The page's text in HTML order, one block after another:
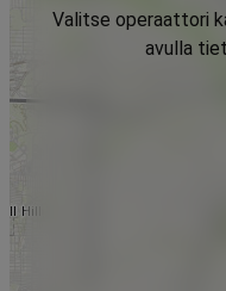
Valitse operaattori
avulla